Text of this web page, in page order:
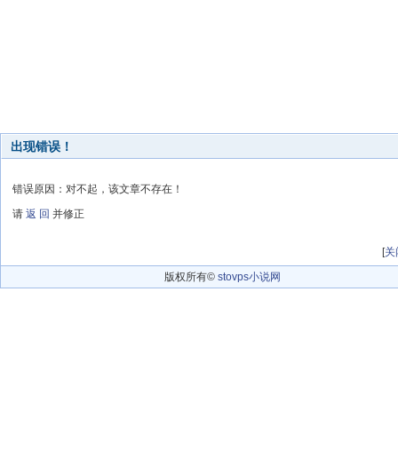
出现错误！
错误原因：对不起，该文章不存在！
请 返 回 并修正
[关
版权所有© stovps小说网